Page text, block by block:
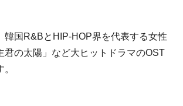
韓国R&BとHIP-HOP界を代表する女性
君の太陽」など大ヒットドラマのOST